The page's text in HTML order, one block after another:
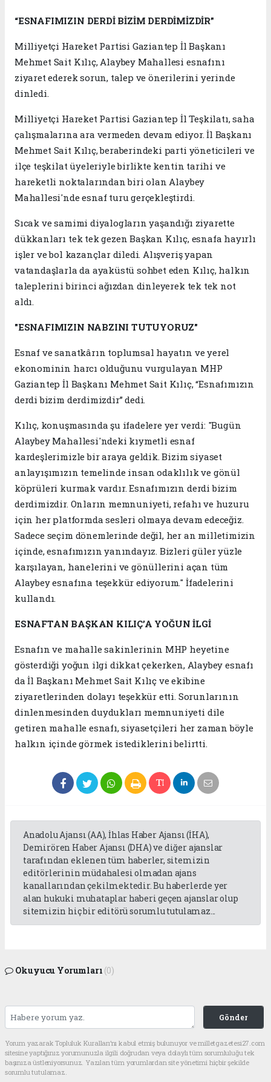
“ESNAFIMIZIN DERDİ BİZİM DERDİMİZDİR”
Milliyetçi Hareket Partisi Gaziantep İl Başkanı
Mehmet Sait Kılıç, Alaybey Mahallesi esnafını
ziyaret ederek sorun, talep ve önerilerini yerinde
dinledi.
Milliyetçi Hareket Partisi Gaziantep İl Teşkilatı, saha
çalışmalarına ara vermeden devam ediyor. İl Başkanı
Mehmet Sait Kılıç, beraberindeki parti yöneticileri ve
ilçe teşkilat üyeleriyle birlikte kentin tarihi ve
hareketli noktalarından biri olan Alaybey
Mahallesi'nde esnaf turu gerçekleştirdi.
Sıcak ve samimi diyalogların yaşandığı ziyarette
dükkanları tek tek gezen Başkan Kılıç, esnafa hayırlı
işler ve bol kazançlar diledi. Alışveriş yapan
vatandaşlarla da ayaküstü sohbet eden Kılıç, halkın
taleplerini birinci ağızdan dinleyerek tek tek not
aldı.
"ESNAFIMIZIN NABZINI TUTUYORUZ"
Esnaf ve sanatkârın toplumsal hayatın ve yerel
ekonominin harcı olduğunu vurgulayan MHP
Gaziantep İl Başkanı Mehmet Sait Kılıç, “Esnafımızın
derdi bizim derdimizdir” dedi.
Kılıç, konuşmasında şu ifadelere yer verdi: "Bugün
Alaybey Mahallesi'ndeki kıymetli esnaf
kardeşlerimizle bir araya geldik. Bizim siyaset
anlayışımızın temelinde insan odaklılık ve gönül
köprüleri kurmak vardır. Esnafımızın derdi bizim
derdimizdir. Onların memnuniyeti, refahı ve huzuru
için her platformda sesleri olmaya devam edeceğiz.
Sadece seçim dönemlerinde değil, her an milletimizin
içinde, esnafımızın yanındayız. Bizleri güler yüzle
karşılayan, hanelerini ve gönüllerini açan tüm
Alaybey esnafına teşekkür ediyorum." İfadelerini
kullandı.
ESNAFTAN BAŞKAN KILIÇ’A YOĞUN İLGİ
Esnafın ve mahalle sakinlerinin MHP heyetine
gösterdiği yoğun ilgi dikkat çekerken, Alaybey esnafı
da İl Başkanı Mehmet Sait Kılıç ve ekibine
ziyaretlerinden dolayı teşekkür etti. Sorunlarının
dinlenmesinden duydukları memnuniyeti dile
getiren mahalle esnafı, siyasetçileri her zaman böyle
halkın içinde görmek istediklerini belirtti.
Anadolu Ajansı (AA), İhlas Haber Ajansı (İHA),
Demirören Haber Ajansı (DHA) ve diğer ajanslar
tarafından eklenen tüm haberler, sitemizin
editörlerinin müdahalesi olmadan ajans
kanallarından çekilmektedir. Bu haberlerde yer
alan hukuki muhataplar haberi geçen ajanslar olup
sitemizin hiç bir editörü sorumlu tutulamaz...
Okuyucu Yorumları (0)
Gönder
Yorum yazarak Topluluk Kuralları’nı kabul etmiş bulunuyor ve milletgazetesi27.com
sitesine yaptığınız yorumunuzla ilgili doğrudan veya dolaylı tüm sorumluluğu tek
başınıza üstleniyorsunuz. Yazılan tüm yorumlardan site yönetimi hiçbir şekilde
sorumlu tutulamaz.